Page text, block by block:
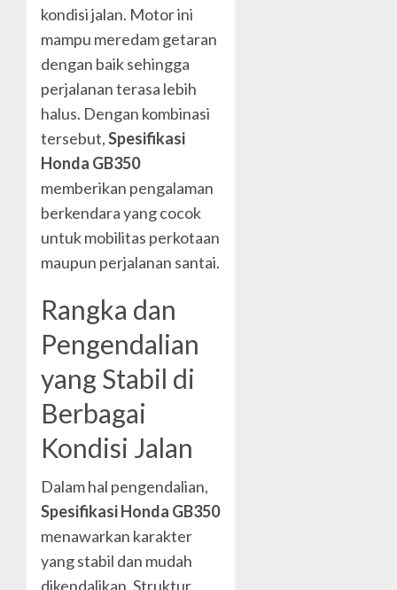
kondisi jalan. Motor ini
mampu meredam getaran
dengan baik sehingga
perjalanan terasa lebih
halus. Dengan kombinasi
tersebut,Spesifikasi
Honda GB350
memberikan pengalaman
berkendara yang cocok
untuk mobilitas perkotaan
maupun perjalanan santai.
Rangka dan
Pengendalian
yang Stabil di
Berbagai
Kondisi Jalan
Dalam hal pengendalian,
Spesifikasi Honda GB350
menawarkan karakter
yang stabil dan mudah
dikendalikan. Struktur